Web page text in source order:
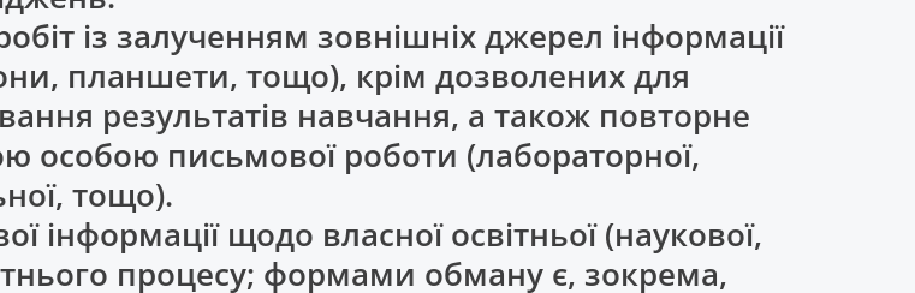
із залученням зовнішніх джерел інформації
планшети, тощо), крім дозволених для
результатів навчання, а також повторне
особою письмової роботи (лабораторної,
тощо).
інформації щодо власної освітньої (наукової,
процесу; формами обману є, зокрема,